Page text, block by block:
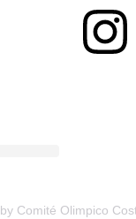
Comité Olimpico